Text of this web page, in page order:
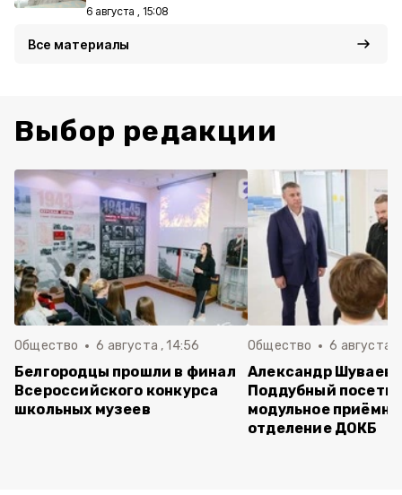
6 августа , 15:08
Все материалы
Выбор редакции
Общество 6 августа , 14:56
Белгородцы прошли в финал
Всероссийского конкурса
школьных музеев
Общество 6 августа ,
Александр Шуваев
Поддубный
модульное
отделение ДОКБ